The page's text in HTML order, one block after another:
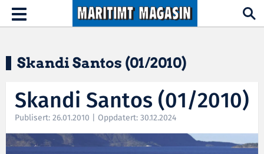
Hopp til hovedinnhold
Toggle
navigation
Skandi Santos (01/2010)
Skandi Santos (01/2010)
Publisert: 26.01.2010 | Oppdatert: 30.12.2024